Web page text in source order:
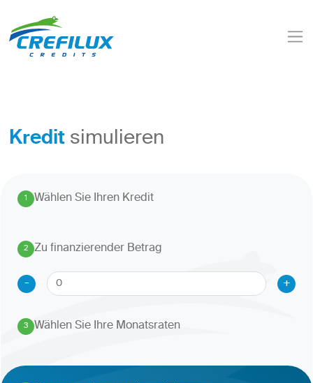
Kreditsimulieren
1. Wählen Sie Ihren Kredit
2
. Zu finanzierender Betrag
-
+
3
. Wählen Sie Ihre Monatsraten